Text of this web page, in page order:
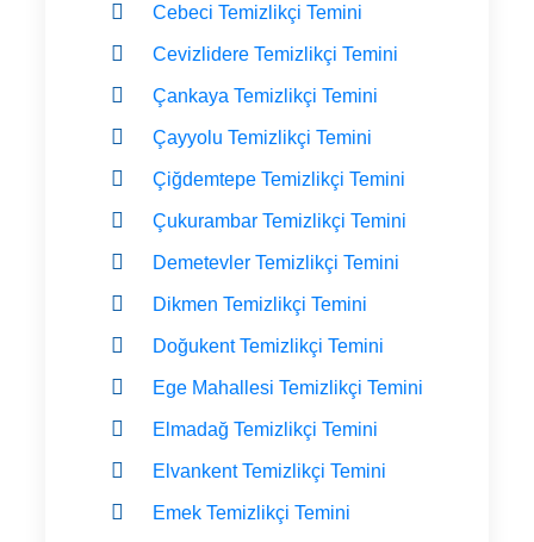
Cebeci Temizlikçi Temini
Cevizlidere Temizlikçi Temini
Çankaya Temizlikçi Temini
Çayyolu Temizlikçi Temini
Çiğdemtepe Temizlikçi Temini
Çukurambar Temizlikçi Temini
Demetevler Temizlikçi Temini
Dikmen Temizlikçi Temini
Doğukent Temizlikçi Temini
Ege Mahallesi Temizlikçi Temini
Elmadağ Temizlikçi Temini
Elvankent Temizlikçi Temini
Emek Temizlikçi Temini